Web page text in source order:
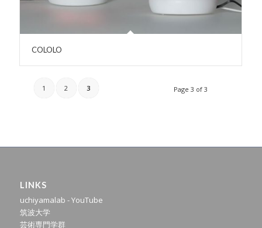
COLOLO
Page 3 of 3
1 2 3
LINKS
uchiyamalab - YouTube
筑波大学
芸術専門学群